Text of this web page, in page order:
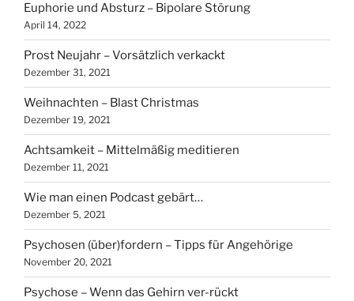
Euphorie und Absturz – Bipolare Störung
April 14, 2022
Prost Neujahr – Vorsätzlich verkackt
Dezember 31, 2021
Weihnachten – Blast Christmas
Dezember 19, 2021
Achtsamkeit – Mittelmäßig meditieren
Dezember 11, 2021
Wie man einen Podcast gebärt…
Dezember 5, 2021
Psychosen (über)fordern – Tipps für Angehörige
November 20, 2021
Psychose – Wenn das Gehirn ver-rückt